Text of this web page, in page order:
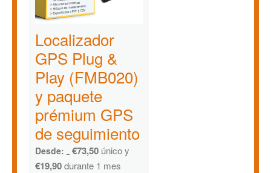
Localizador
GPS Plug &
Play (FMB020)
y paquete
prémium GPS
de seguimiento
Desde: €73,50 único y
€19,90durante 1 mes